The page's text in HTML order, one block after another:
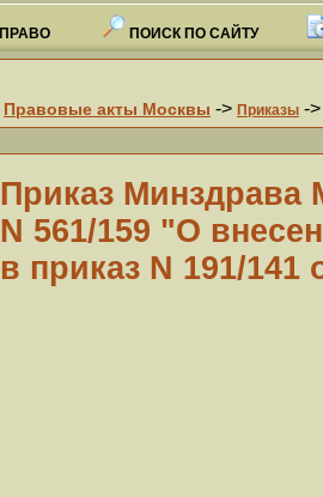
ПОИСК ПО САЙТУ
Правовые акты Москвы -> Приказы -
Приказ
N 561/159 "О
в приказ N 191/141